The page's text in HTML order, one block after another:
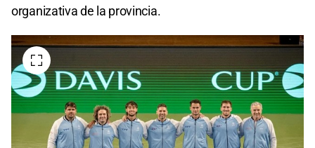
organizativa de la provincia.